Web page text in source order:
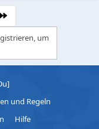
Letzte
um
und Regeln
Hilfe